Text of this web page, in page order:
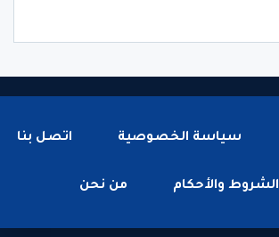
سياسة الخصوصية اتصل بنا
الشروط والأحكام من نحن